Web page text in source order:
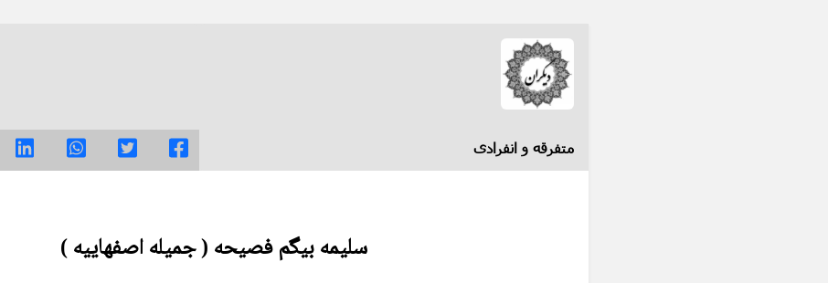
متفرقه و انفرادی
سلیمه بیگم فصیحه ( جمیله اصفهايیه )